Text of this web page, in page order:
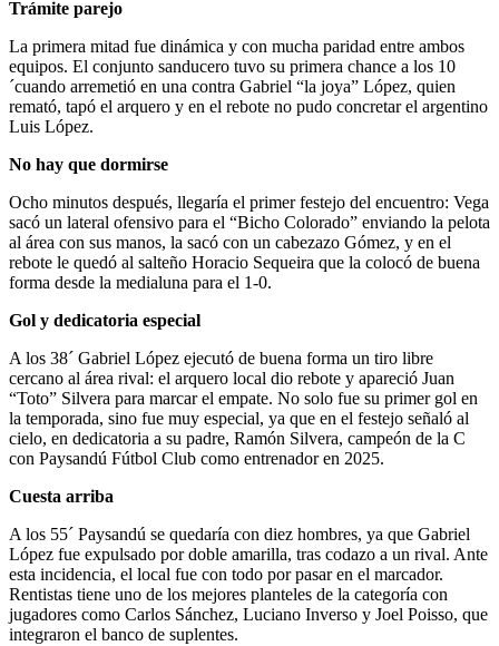
Trámite parejo
La primera mitad fue dinámica y con mucha paridad entre ambos
equipos. El conjunto sanducero tuvo su primera chance a los 10
´cuando arremetió en una contra Gabriel “la joya” López, quien
remató, tapó el arquero y en el rebote no pudo concretar el argentino
Luis López.
No hay que dormirse
Ocho minutos después, llegaría el primer festejo del encuentro: Vega
sacó un lateral ofensivo para el “Bicho Colorado” enviando la pelota
al área con sus manos, la sacó con un cabezazo Gómez, y en el
rebote le quedó al salteño Horacio Sequeira que la colocó de buena
forma desde la medialuna para el 1-0.
Gol y dedicatoria especial
A los 38´ Gabriel López ejecutó de buena forma un tiro libre
cercano al área rival: el arquero local dio rebote y apareció Juan
“Toto” Silvera para marcar el empate. No solo fue su primer gol en
la temporada, sino fue muy especial, ya que en el festejo señaló al
cielo, en dedicatoria a su padre, Ramón Silvera, campeón de la C
con Paysandú Fútbol Club como entrenador en 2025.
Cuesta arriba
A los 55´ Paysandú se quedaría con diez hombres, ya que Gabriel
López fue expulsado por doble amarilla, tras codazo a un rival. Ante
esta incidencia, el local fue con todo por pasar en el marcador.
Rentistas tiene uno de los mejores planteles de la categoría con
jugadores como Carlos Sánchez, Luciano Inverso y Joel Poisso, que
integraron el banco de suplentes.